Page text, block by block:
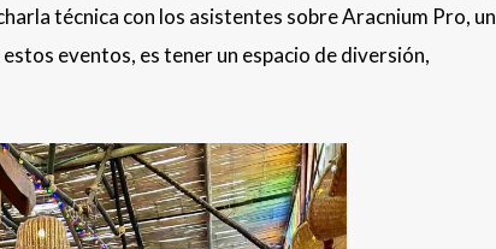
técnica con los asistentes sobre Aracnium Pro, un
eventos, es tener un espacio de diversión,